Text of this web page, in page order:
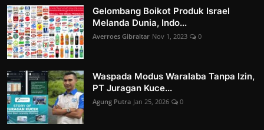
Gelombang Boikot Produk Israel
Melanda Dunia, Indo...
Averroes Gibraltar Nov 1, 2023 0
Waspada Modus Waralaba Tanpa Izin,
PT Juragan Kuce...
Agung Putra Jan 25, 2026 0